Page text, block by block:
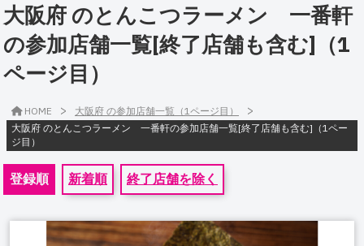
大阪府 のとんこつラーメン 一番軒
の参加店舗一覧[終了店舗も含む]（1
ページ目）
HOME > 大阪府 の参加店舗一覧（1ページ目） >
大阪府 のとんこつラーメン 一番軒の参加店舗一覧[終了店舗も含む]（1ペー
ジ目）
登録順 新着順 終了店舗を除く